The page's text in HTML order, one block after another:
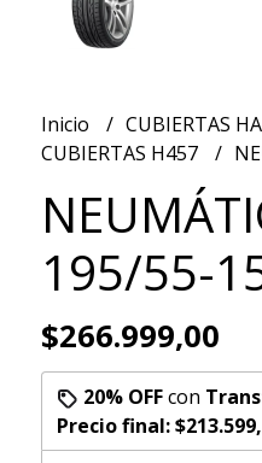
Inicio
CUBIERTAS
CUBIERTAS H457
195/55-
$266.999,00
20% OFFcon
Precio final: